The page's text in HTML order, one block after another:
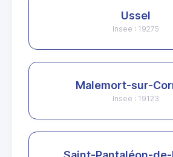
Ussel
Insee : 19275
Malemort-sur-
Insee : 19123